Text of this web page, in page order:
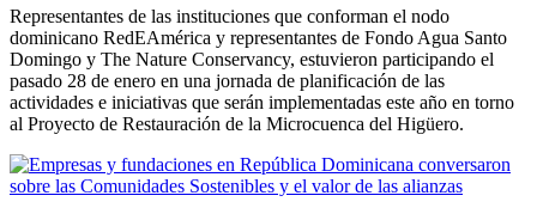
Representantes de las instituciones que conforman el nodo
dominicano RedEAmérica y representantes de Fondo Agua Santo
Domingo y The Nature Conservancy, estuvieron participando el
pasado 28 de enero en una jornada de planificación de las
actividades e iniciativas que serán implementadas este año en torno
al Proyecto de Restauración de la Microcuenca del Higüero.